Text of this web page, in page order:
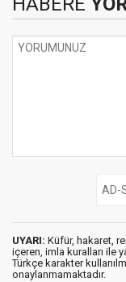
UYARI: Küfür, hakaret,
içeren, imla kuralları ile
Türkçe karakter
onaylanmamaktadır.